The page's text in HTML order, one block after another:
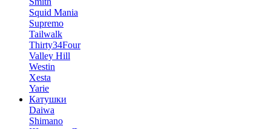
Squid Mania
Supremo
Tailwalk
Thirty34Four
Valley Hill
Westin
Xesta
Yarie
Катушки
Daiwa
Shimano